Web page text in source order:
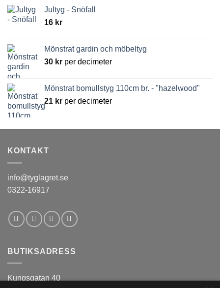
Jultyg - Snöfall
16 kr
Mönstrat gardin och möbeltyg
30 kr per decimeter
Mönstrat bomullstyg 110cm br. - "hazelwood"
21 kr per decimeter
KONTAKT
info@tyglagret.se
0322-16917
BUTIKSADRESS
Kungsgatan 40